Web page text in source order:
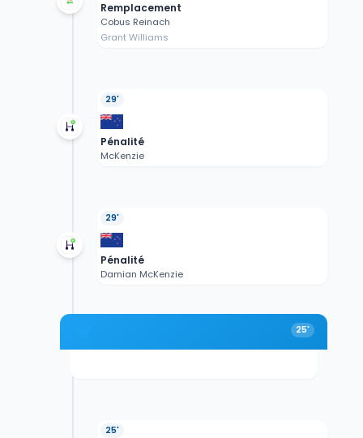
Remplacement
Cobus Reinach
Grant Williams
29'
Pénalité
McKenzie
29'
Pénalité
Damian McKenzie
25'
25'